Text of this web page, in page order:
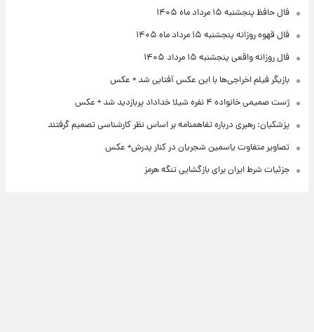
فال حافظ پنجشنبه ۱۵ مرداد ماه ۱۴۰۵
فال قهوه روزانه پنجشنبه ۱۵ مرداد ماه ۱۴۰۵
فال روزانه واقعی پنجشنبه ۱۵ مرداد ۱۴۰۵
بازیگر فیلم اخراجی‌ها با این عکس آفتابی شد + عکس
ژست صمیمی خانواده ۴ نفره شیلا خداداد پربازدید شد + عکس
پزشکیان: رهبری درباره تفاهمنامه بر اساس نظر کارشناسی تصمیم گرفتند
تصاویر متفاوت یاسمین شجریان در کنار پدرش+ عکس
جزئیات شرط ایران برای بازگشایی تنگه هرمز